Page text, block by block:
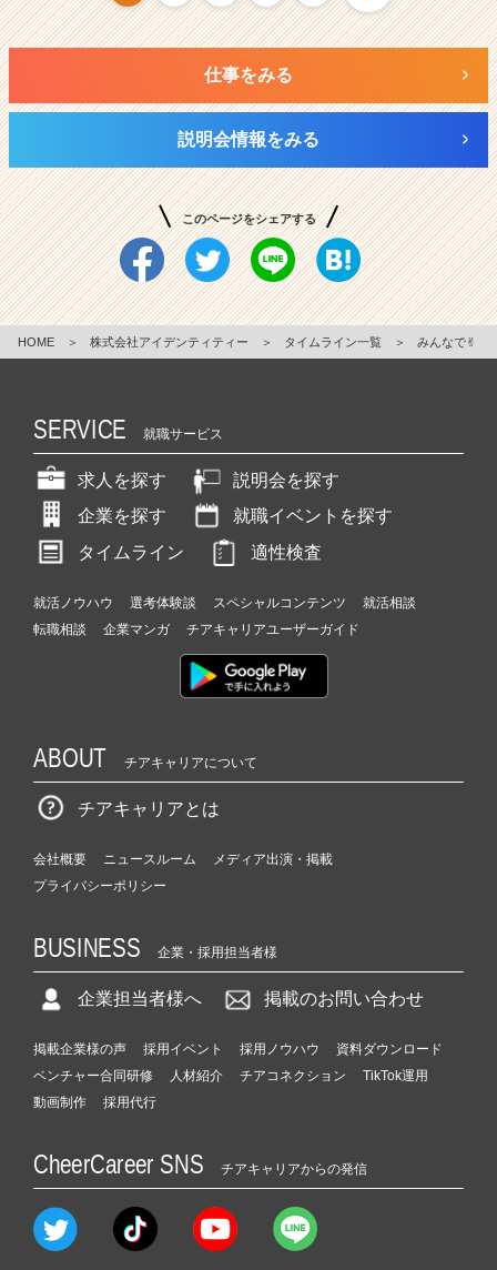
仕事をみる
説明会情報をみる
このページをシェアする
HOME ＞ 株式会社アイデンティティー ＞ タイムライン一覧 ＞ みんなで✌︎
SERVICE 就職サービス
求人を探す
説明会を探す
企業を探す
就職イベントを探す
タイムライン
適性検査
就活ノウハウ 選考体験談 スペシャルコンテンツ
就活相談
転職相談
企業マンガ チアキャリアユーザーガイド
ABOUT チアキャリアについて
チアキャリアとは
会社概要 ニュースルーム
メディア出演・掲載
プライバシーポリシー
BUSINESS 企業・採用担当者様
企業担当者様へ 掲載のお問い合わせ
掲載企業様の声 採用イベント 採用ノウハウ
資料ダウンロード
ベンチャー合同研修
人材紹介 チアコネクション
TikTok運用
動画制作
採用代行
CheerCareer SNS チアキャリアからの発信